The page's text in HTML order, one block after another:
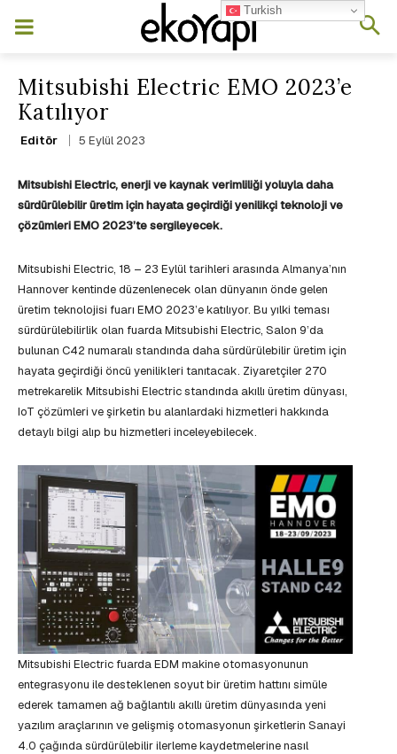
Mitsubishi Electric EMO 2023’e
Katılıyor
Editör 5 Eylül 2023
Mitsubishi Electric, enerji ve kaynak verimliliği yoluyla daha
sürdürülebilir üretim için hayata geçirdiği yenilikçi teknoloji ve
çözümleri EMO 2023’te sergileyecek.
Mitsubishi Electric, 18 – 23 Eylül tarihleri arasında Almanya’nın
Hannover kentinde düzenlenecek olan dünyanın önde gelen
üretim teknolojisi fuarı EMO 2023’e katılıyor. Bu yılki teması
sürdürülebilirlik olan fuarda Mitsubishi Electric, Salon 9’da
bulunan C42 numaralı standında daha sürdürülebilir üretim için
hayata geçirdiği öncü yenilikleri tanıtacak. Ziyaretçiler 270
metrekarelik Mitsubishi Electric standında akıllı üretim dünyası,
IoT çözümleri ve şirketin bu alanlardaki hizmetleri hakkında
detaylı bilgi alıp bu hizmetleri inceleyebilecek.
Mitsubishi Electric fuarda EDM makine otomasyonunun
entegrasyonu ile desteklenen soyut bir üretim hattını simüle
ederek tamamen ağ bağlantılı akıllı üretim dünyasında yeni
yazılım araçlarının ve gelişmiş otomasyonun şirketlerin Sanayi
4.0 çağında sürdürülebilir ilerleme kaydetmelerine nasıl
Turkish